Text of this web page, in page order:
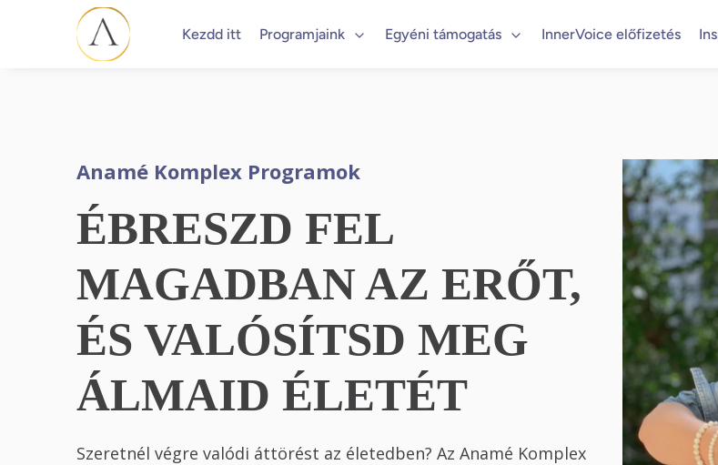
Kezdd itt Programjaink Egyéni támogatás InnerVoice előfizetés
Anamé Komplex Programok
ÉBRESZD FEL
MAGADBAN AZ ERŐT,
ÉS VALÓSÍTSD MEG
ÁLMAID ÉLETÉT
Szeretnél végre valódi áttörést az életedben? Az Anamé Komplex